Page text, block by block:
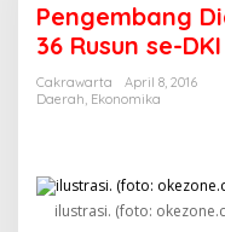
Pengembang
36 Rusun se-
Cakrawarta
April 8, 2016
Daerah, Ekonomika
ilustrasi. (foto: